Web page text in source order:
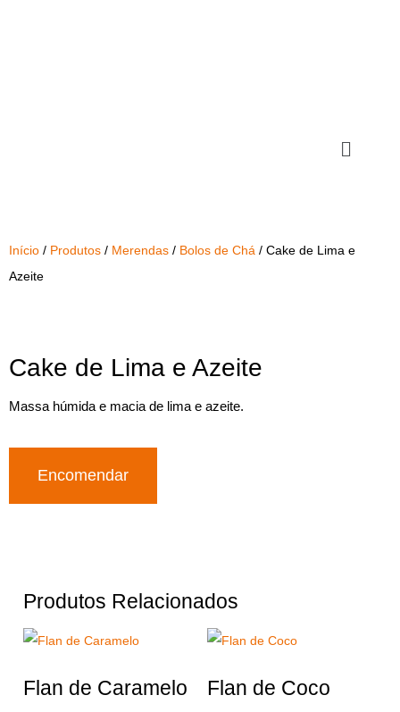
Início / Produtos / Merendas / Bolos de Chá / Cake de Lima e
Azeite
Cake de Lima e Azeite
Massa húmida e macia de lima e azeite.
Encomendar
Produtos Relacionados
Flan de Caramelo Flan de Coco